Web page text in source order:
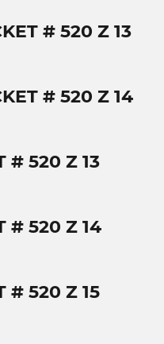
# 520 Z 13
# 520 Z 14
# 520 Z 13
# 520 Z 14
# 520 Z 15